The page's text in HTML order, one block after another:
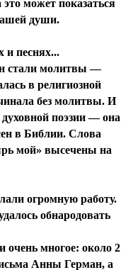
может показаться
души.
и песнях...
стали молитвы —
в религиозной
без молитвы. И
поэзии — она
в Библии. Слова
мой» высечены на
огромную работу.
обнародовать
очень многое: около 2
Анны Герман, а